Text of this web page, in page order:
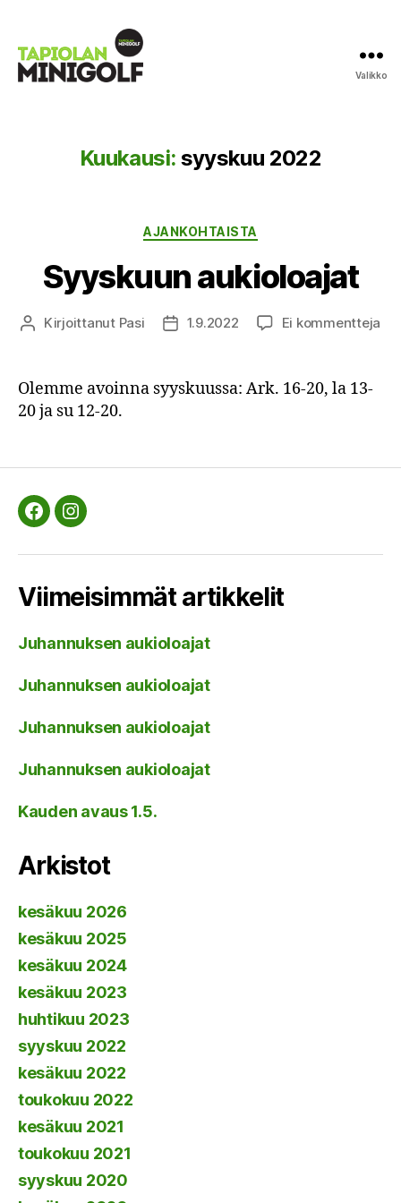
Valikko
Kuukausi: syyskuu 2022
Kategoriat
AJANKOHTAISTA
Syyskuun aukioloajat
Kirjoittaja
Kirjoittanut Pasi Julkaisupäivämäärä
1.9.2022 Ei kommentteja
Olemme avoinna syyskuussa: Ark. 16-20, la 13-
20 ja su 12-20.
FacebookInstagram
Viimeisimmät artikkelit
Juhannuksen aukioloajat
Juhannuksen aukioloajat
Juhannuksen aukioloajat
Juhannuksen aukioloajat
Kauden avaus 1.5.
Arkistot
kesäkuu 2026
kesäkuu 2025
kesäkuu 2024
kesäkuu 2023
huhtikuu 2023
syyskuu 2022
kesäkuu 2022
toukokuu 2022
kesäkuu 2021
toukokuu 2021
syyskuu 2020